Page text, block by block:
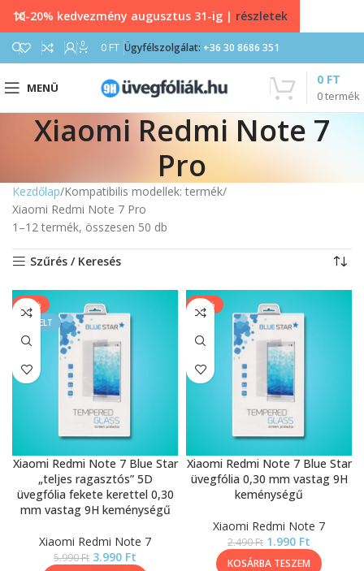
0 0 FT Ügyfélszolgálat: +36 30 8686 351
MENÜ
0termék
0 FT
Xiaomi Redmi Note 7
Pro
Kezdőlap Kompatibilis modellek: termék
Xiaomi Redmi Note 7 Pro
1–12 termék, összesen 50 db
Szűrés / Keresés
-33%
KIEMELT
Xiaomi Redmi Note 7 Blue Star
„teljes ragasztós” 5D
üvegfólia fekete kerettel 0,30
mm vastag 9H keménységű
Xiaomi Redmi Note 7
5.990Ft 3.990 Ft
-20%
Xiaomi Redmi Note 7 Blue Star
üvegfólia 0,30 mm vastag 9H
keménységű
Xiaomi Redmi Note 7
2.490Ft 1.990 Ft
KOSÁRBA TESZEM
10-20% kedvezmény augusztus 31-ig | részletek